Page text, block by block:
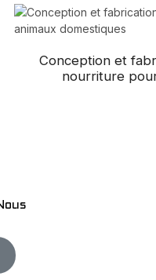
Conception et
nourriture